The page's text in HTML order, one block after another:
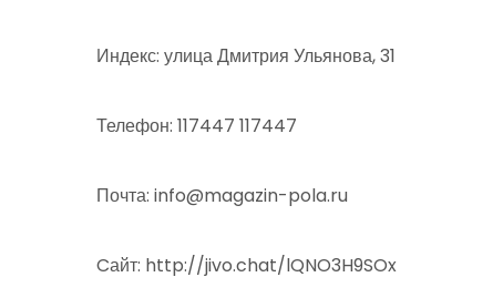
Индекс: улица Дмитрия Ульянова, 31
Телефон: 117447 117447
Почта: info@magazin-pola.ru
Cайт: http://jivo.chat/lQNO3H9SOx